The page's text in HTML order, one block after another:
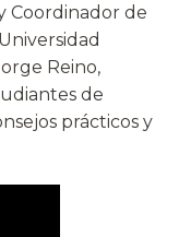
Coordinador de
Reino,
de
prácticos y